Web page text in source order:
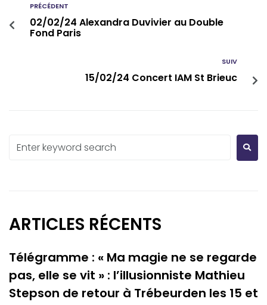
PRÉCÉDENT
02/02/24 Alexandra Duvivier au Double
Fond Paris
SUIV
15/02/24 Concert IAM St Brieuc
ARTICLES RÉCENTS
Télégramme : « Ma magie ne se regarde
pas, elle se vit » : l’illusionniste Mathieu
Stepson de retour à Trébeurden les 15 et